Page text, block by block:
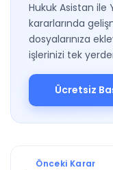
Hukuk Asistan ile
kararlarında
dosyalarınıza
işlerinizi tek
Ücretsiz
Önceki Karar